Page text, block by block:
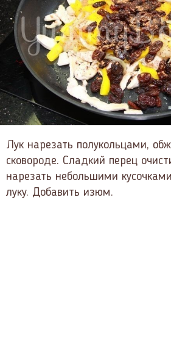
Лук нарезать полукольцами,
сковороде. Сладкий перец
нарезать небольшими
луку. Добавить изюм.